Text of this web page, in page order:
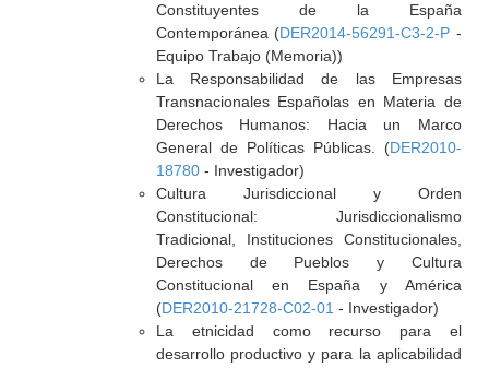
Constituyentes de la España
Contemporánea (DER2014-56291-C3-2-P -
Equipo Trabajo (Memoria))
La Responsabilidad de las Empresas
Transnacionales Españolas en Materia de
Derechos Humanos: Hacia un Marco
General de Políticas Públicas. (DER2010-
18780- Investigador)
Cultura Jurisdiccional y Orden
Constitucional: Jurisdiccionalismo
Tradicional, Instituciones Constitucionales,
Derechos de Pueblos y Cultura
Constitucional en España y América
(DER2010-21728-C02-01 - Investigador)
La etnicidad como recurso para el
desarrollo productivo y para la aplicabilidad